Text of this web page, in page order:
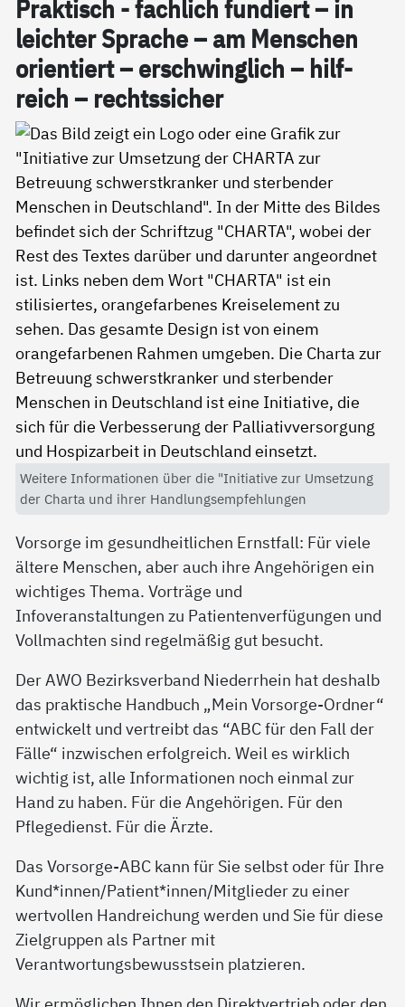
Prak­tisch - fach­lich fun­diert – in
leich­ter Spra­che – am Men­schen
ori­en­tiert – er­schwing­lich – hil­f­
reich – rechts­si­cher
Weitere Informationen über die "Initiative zur Umsetzung
der Charta und ihrer Handlungsempfehlungen
Vorsorge im gesundheitlichen Ernstfall: Für viele
ältere Menschen, aber auch ihre Angehörigen ein
wichtiges Thema. Vorträge und
Infoveranstaltungen zu Patientenverfügungen und
Vollmachten sind regelmäßig gut besucht.
Der AWO Bezirksverband Niederrhein hat deshalb
das praktische Handbuch „Mein Vorsorge-Ordner“
entwickelt und vertreibt das “ABC für den Fall der
Fälle“ inzwischen erfolgreich. Weil es wirklich
wichtig ist, alle Informationen noch einmal zur
Hand zu haben. Für die Angehörigen. Für den
Pflegedienst. Für die Ärzte.
Das Vorsorge-ABC kann für Sie selbst oder für Ihre
Kund*innen/Patient*innen/Mitglieder zu einer
wertvollen Handreichung werden und Sie für diese
Zielgruppen als Partner mit
Verantwortungsbewusstsein platzieren.